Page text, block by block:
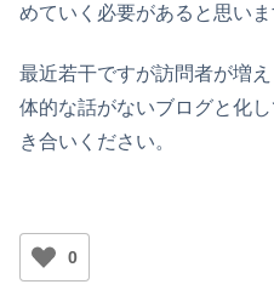
めていく必要があると思いま
最近若干ですが訪問者が増
体的な話がないブログと化
き合いください。
0